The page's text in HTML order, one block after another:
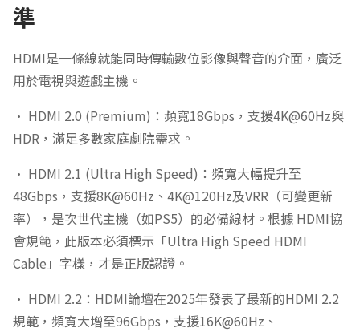
準
HDMI是一條線就能同時傳輸數位影像與聲音的介面，廣泛
用於電視與遊戲主機。
• HDMI 2.0 (Premium)：頻寬18Gbps，支援4K@60Hz與
HDR，滿足多數家庭劇院需求。
• HDMI 2.1 (Ultra High Speed)：頻寬大幅提升至
48Gbps，支援8K@60Hz、4K@120Hz及VRR（可變更新
率），是次世代主機（如PS5）的必備線材。根據 HDMI協
會規範，此版本必須標示「Ultra High Speed HDMI
Cable」字樣，才是正版認證。
• HDMI 2.2：HDMI論壇在2025年發表了最新的HDMI 2.2
規範，頻寬大增至96Gbps，支援16K@60Hz、